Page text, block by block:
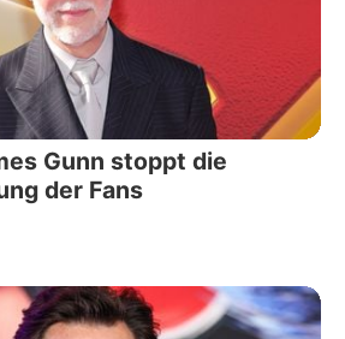
Gunn stoppt die
der Fans